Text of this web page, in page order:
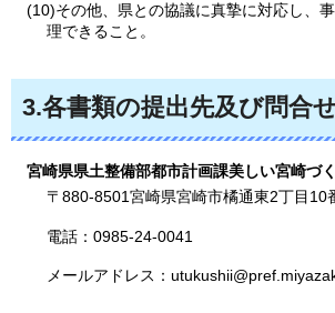
(10)その他、県との協議に真摯に対応し、
理できること。
3.各書類の提出先及び問合
宮崎県県土整備部都市計画課美しい宮崎づ
〒880-8501宮崎県宮崎市橘通東2丁目10
電話：0985-24-0041
メールアドレス：